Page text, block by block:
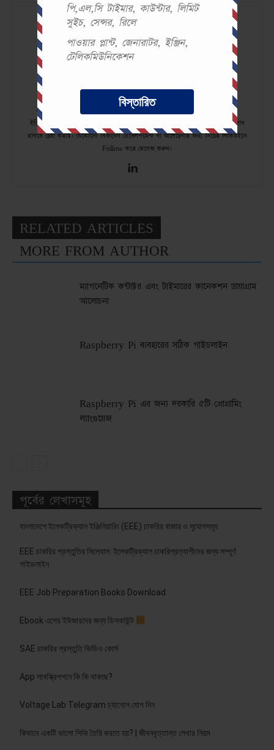
পি,এল,সি টাইমার, কাউন্টার, লিমিট
সুইচ, সেন্সর, রিলে
পাওয়ার প্লান্ট, জেনারাটর, ইঞ্জিন,
টেলিকমিউনিকেশন
বিস্তারিত
Md Nazmul Islam
৫ বছর+ অভিজ্ঞতা Android ও iOS অ্যাপ development. পড়াশুনা ইলেকট্রিক্যাল
ইঞ্জিনিয়ারিং থেকে। ভোল্টেজ ল্যাবে creative কাজের মাধ্যমে EEE কমিউনিটিতে অবদান
রাখতে চেষ্টা করছি। যেকোনো বিজনেস ডেভেলপমেন্ট বা আলোচনার জন্য নিচের লিংকডইনে
Follow করে মেসেজ করুন।
RELATED ARTICLES
MORE FROM AUTHOR
ম্যাগনেটিক কন্টাক্টর এবং টাইমারের কানেকশন ডায়াগ্রাম
আলোচনা
Raspberry Pi ব্যবহারের সঠিক গাইডলাইন
Raspberry Pi এর জন্য দরকারি ৫টি প্রোগ্রামিং
ল্যাংগুয়েজ
পূর্বের লেখাসমূহ
বাংলাদেশে ইলেকট্রিক্যাল ইঞ্জিনিয়ারিং (EEE) চাকরির বাজার ও সুযোগসমূহ
EEE চাকরির প্রস্তুতির সিলেবাস: ইলেকট্রিক্যাল চাকরিপ্রত্যাশীদের জন্য সম্পূর্ণ
গাইডলাইন
EEE Job Preparation Books Download
Ebook এপের ইউজারদের জন্য ডিসকাউন্ট
SAE চাকরির প্রস্তুতি ভিডিও কোর্স
App সাবস্ক্রিপশনে কি কি থাকছে?
Voltage Lab Telegram চ্যানেলে যোগ দিন
কিভাবে একটি ভালো সিভি তৈরি করতে হয়? | জীবনবৃত্তান্ত লেখার নিয়ম